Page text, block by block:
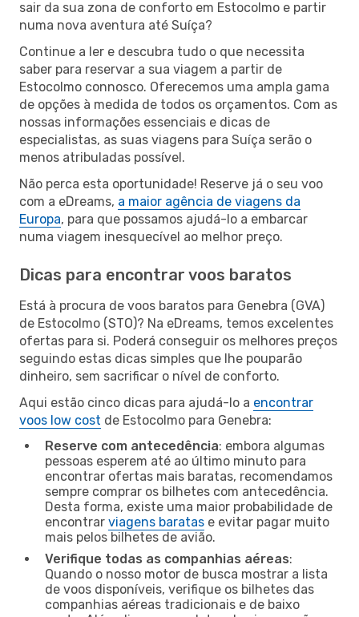
sair da sua zona de conforto em Estocolmo e partir
numa nova aventura até Suíça?
Continue a ler e descubra tudo o que necessita
saber para reservar a sua viagem a partir de
Estocolmo connosco. Oferecemos uma ampla gama
de opções à medida de todos os orçamentos. Com as
nossas informações essenciais e dicas de
especialistas, as suas viagens para Suíça serão o
menos atribuladas possível.
Não perca esta oportunidade! Reserve já o seu voo
com a eDreams, a maior agência de viagens da
Europa, para que possamos ajudá-lo a embarcar
numa viagem inesquecível ao melhor preço.
Dicas para encontrar voos baratos
Está à procura de voos baratos para Genebra (GVA)
de Estocolmo (STO)? Na eDreams, temos excelentes
ofertas para si. Poderá conseguir os melhores preços
seguindo estas dicas simples que lhe pouparão
dinheiro, sem sacrificar o nível de conforto.
Aqui estão cinco dicas para ajudá-lo a encontrar
voos low cost de Estocolmo para Genebra:
Reserve com antecedência: embora algumas
pessoas esperem até ao último minuto para
encontrar ofertas mais baratas, recomendamos
sempre comprar os bilhetes com antecedência.
Desta forma, existe uma maior probabilidade de
encontrar viagens baratas e evitar pagar muito
mais pelos bilhetes de avião.
Verifique todas as companhias aéreas:
Quando o nosso motor de busca mostrar a lista
de voos disponíveis, verifique os bilhetes das
companhias aéreas tradicionais e de baixo